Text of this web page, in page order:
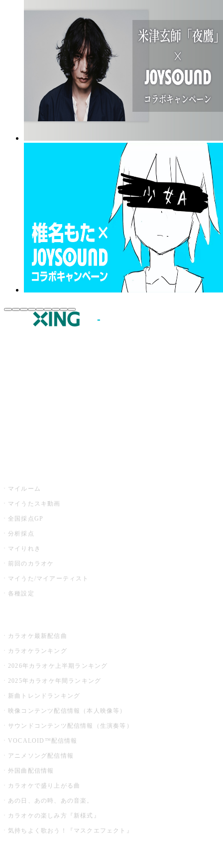
マイルーム
マイうたスキ動画
全国採点GP
分析採点
マイりれき
前回のカラオケ
マイうた/マイアーティスト
各種設定
カラオケ最新配信曲
カラオケランキング
2026年カラオケ上半期ランキング
2025年カラオケ年間ランキング
新曲トレンドランキング
映像コンテンツ配信情報（本人映像等）
サウンドコンテンツ配信情報（生演奏等）
VOCALOID™配信情報
アニメソング配信情報
外国曲配信情報
カラオケで盛り上がる曲
あの日、あの時、あの音楽。
カラオケの楽しみ方『新様式』
気持ちよく歌おう！『マスクエフェクト』